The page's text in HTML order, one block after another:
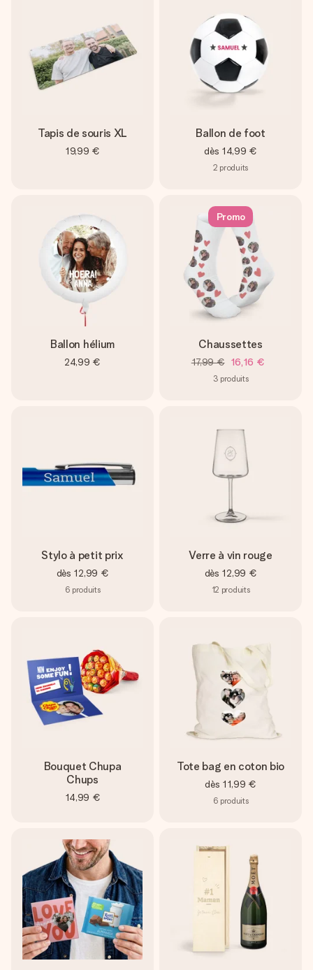
Tapis de souris XL
19,99 €
Ballon de foot
dès 14,99 €
2 produits
Ballon hélium
24,99 €
Promo
Chaussettes
17,99 € 16,16 €
3 produits
Stylo à petit prix
dès 12,99 €
6 produits
Verre à vin rouge
dès 12,99 €
12 produits
Bouquet Chupa
Chups
14,99 €
Tote bag en coton bio
dès 11,99 €
6 produits